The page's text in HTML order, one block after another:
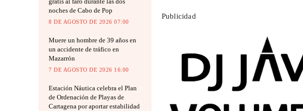
noches de Cabo de Pop
8 DE AGOSTO DE 2026 07:00
Muere un hombre de 39 años en
un accidente de tráfico en
Mazarrón
7 DE AGOSTO DE 2026 16:00
Estación Náutica celebra el Plan
de Ordenación de Playas de
Cartagena por aportar estabilidad
Publicidad